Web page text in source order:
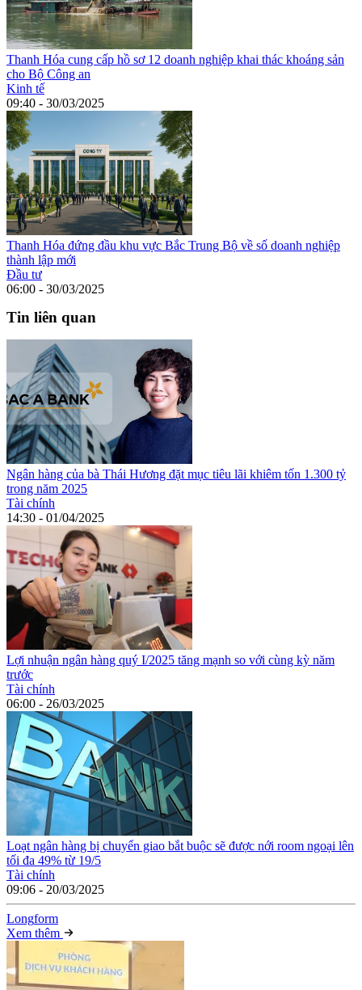
Thanh Hóa cung cấp hồ sơ 12 doanh nghiệp khai thác khoáng sản
cho Bộ Công an
Kinh tế
09:40 - 30/03/2025
Thanh Hóa đứng đầu khu vực Bắc Trung Bộ về số doanh nghiệp
thành lập mới
Đầu tư
06:00 - 30/03/2025
Tin liên quan
Ngân hàng của bà Thái Hương đặt mục tiêu lãi khiêm tốn 1.300 tỷ
trong năm 2025
Tài chính
14:30 - 01/04/2025
Lợi nhuận ngân hàng quý I/2025 tăng mạnh so với cùng kỳ năm
trước
Tài chính
06:00 - 26/03/2025
Loạt ngân hàng bị chuyển giao bắt buộc sẽ được nới room ngoại lên
tối đa 49% từ 19/5
Tài chính
09:06 - 20/03/2025
Longform
Xem thêm